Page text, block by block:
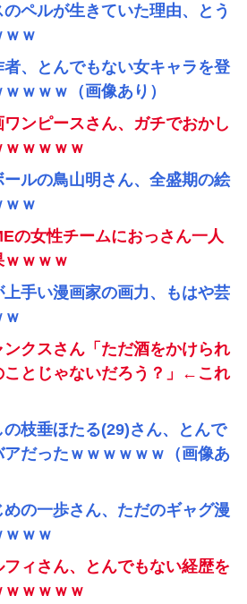
のペルが生きていた理由、とう
ｗｗ
者、とんでもない女キャラを登
ｗｗｗ（画像あり）
ワンピースさん、ガチでおかし
ｗｗｗｗ
ールの鳥山明さん、全盛期の絵
ｗ
の女性チームにおっさん一人
ｗｗｗ
上手い漫画家の画力、もはや芸
ンクスさん「ただ酒をかけられ
ことじゃないだろう？」←これ
の枝垂ほたる(29)さん、とんで
だったｗｗｗｗｗｗ（画像あ
めの一歩さん、ただのギャグ漫
ｗｗ
フィさん、とんでもない経歴を
ｗｗｗｗ